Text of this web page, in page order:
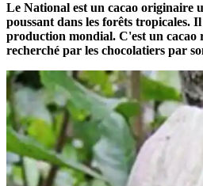
Le National est un cacao originaire
poussant dans les forêts tropicales. Il
production mondial. C'est un cacao
recherché par les chocolatiers par